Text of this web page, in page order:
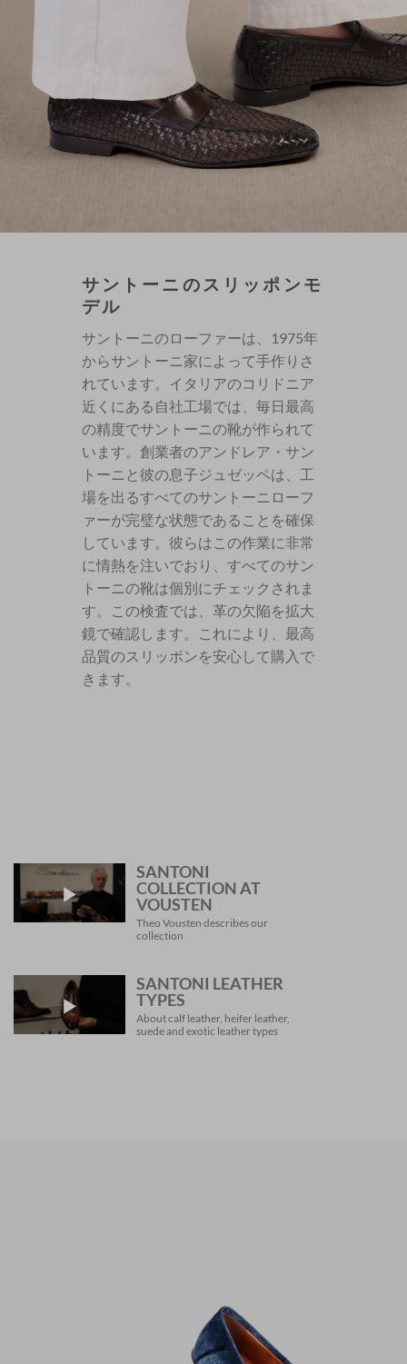
サントーニのスリッポンモ
デル
サントーニのローファーは、1975年
からサントーニ家によって手作りさ
れています。イタリアのコリドニア
近くにある自社工場では、毎日最高
の精度でサントーニの靴が作られて
います。創業者のアンドレア・サン
トーニと彼の息子ジュゼッペは、工
場を出るすべてのサントーニローフ
ァーが完璧な状態であることを確保
しています。彼らはこの作業に非常
に情熱を注いでおり、すべてのサン
トーニの靴は個別にチェックされま
す。この検査では、革の欠陥を拡大
鏡で確認します。これにより、最高
品質のスリッポンを安心して購入で
きます。
SANTONI
COLLECTION AT
VOUSTEN
Theo Vousten describes our
collection
SANTONI LEATHER
TYPES
About calf leather, heifer leather,
suede and exotic leather types